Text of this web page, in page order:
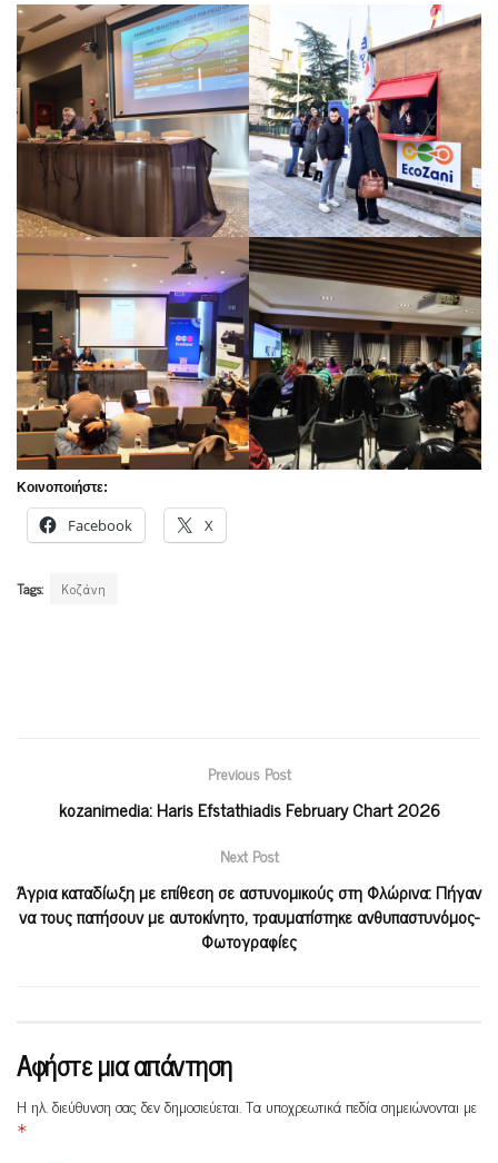
Κοινοποιήστε:
Facebook X
Tags: Κοζάνη
Previous Post
kozanimedia: Haris Efstathiadis February Chart 2026
Next Post
Άγρια καταδίωξη με επίθεση σε αστυνομικούς στη Φλώρινα: Πήγαν
να τους πατήσουν με αυτοκίνητο, τραυματίστηκε ανθυπαστυνόμος-
Φωτογραφίες
Αφήστε μια απάντηση
Η ηλ. διεύθυνση σας δεν δημοσιεύεται.Τα υποχρεωτικά πεδία σημειώνονται με
*